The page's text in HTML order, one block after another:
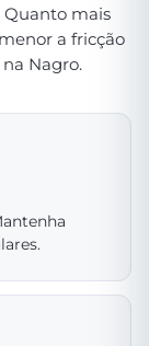
Quanto mais
a fricção
Nagro.